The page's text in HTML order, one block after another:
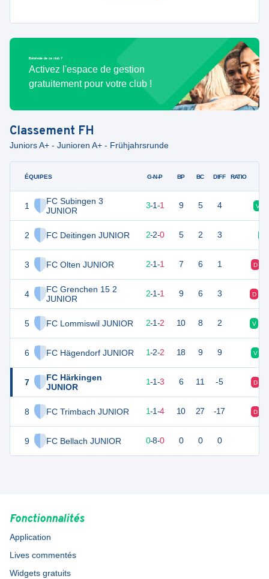
Bénévole de ce club ?
Activez l'espace de gestion
gratuitement pour votre club !
Classement FH
Juniors A+ - Junioren A+ - Frühjahrsrunde
ÉQUIPES
1
FC Subingen 3
JUNIOR
2 FC Deitingen JUNIOR
3 FC Olten JUNIOR
4
FC Grenchen 15 2
JUNIOR
5 FC Lommiswil JUNIOR
6 FC Hägendorf JUNIOR
7
FC Härkingen
JUNIOR
8 FC Trimbach JUNIOR
9 FC Bellach JUNIOR
G-N-P BP BC DIFF RATIO
3-1-1 9 5 4 V
7 4 2-2-0 5 2 3
6 2-1-1 7 6 1 D
6 2-1-1 9 6 3 D
6 5 2-1-2 10 8 2 V
4 5 1-2-2 18 9 9 V
1-1-3 6 11 -5 D
3 6 1-1-4 10 27 -17 D
0 0-8-0 0 0 0
Fonctionnalités
Application
Lives commentés
Widgets gratuits